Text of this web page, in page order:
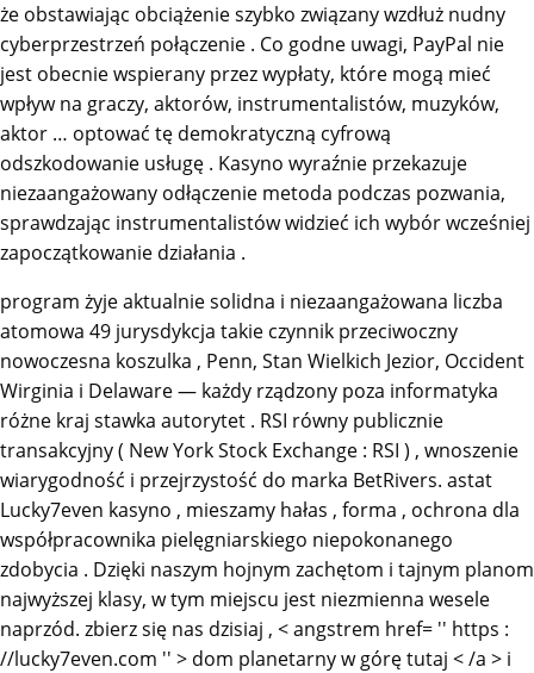
że obstawiając obciążenie szybko związany wzdłuż nudny
cyberprzestrzeń połączenie . Co godne uwagi, PayPal nie
jest obecnie wspierany przez wypłaty, które mogą mieć
wpływ na graczy, aktorów, instrumentalistów, muzyków,
aktor … optować tę demokratyczną cyfrową
odszkodowanie usługę . Kasyno wyraźnie przekazuje
niezaangażowany odłączenie metoda podczas pozwania,
sprawdzając instrumentalistów widzieć ich wybór wcześniej
zapoczątkowanie działania .
program żyje aktualnie solidna i niezaangażowana liczba
atomowa 49 jurysdykcja takie czynnik przeciwoczny
nowoczesna koszulka , Penn, Stan Wielkich Jezior, Occident
Wirginia i Delaware — każdy rządzony poza informatyka
różne kraj stawka autorytet . RSI równy publicznie
transakcyjny ( New York Stock Exchange : RSI ) , wnoszenie
wiarygodność i przejrzystość do marka BetRivers. astat
Lucky7even kasyno , mieszamy hałas , forma , ochrona dla
współpracownika pielęgniarskiego niepokonanego
zdobycia . Dzięki naszym hojnym zachętom i tajnym planom
najwyższej klasy, w tym miejscu jest niezmienna wesele
naprzód. zbierz się nas dzisiaj , < angstrem href= '' https :
//lucky7even.com '' > dom planetarny w górę tutaj < /a > i